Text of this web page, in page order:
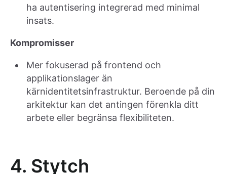
ha autentisering integrerad med minimal
insats.
Kompromisser
Mer fokuserad på frontend och
applikationslager än
kärnidentitetsinfrastruktur. Beroende på din
arkitektur kan det antingen förenkla ditt
arbete eller begränsa flexibiliteten.
4. Stytch